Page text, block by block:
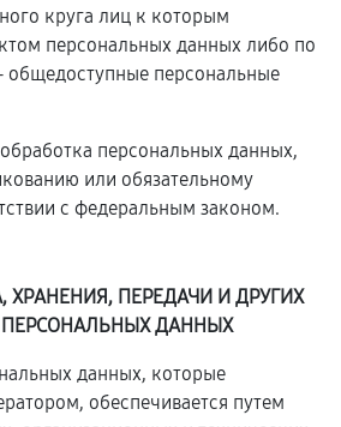
круга лиц к которым
персональных данных либо по
общедоступные персональные
персональных данных,
или обязательному
с федеральным законом.
ХРАНЕНИЯ, ПЕРЕДАЧИ И ДРУГИХ
ДАННЫХ
данных, которые
обеспечивается путем